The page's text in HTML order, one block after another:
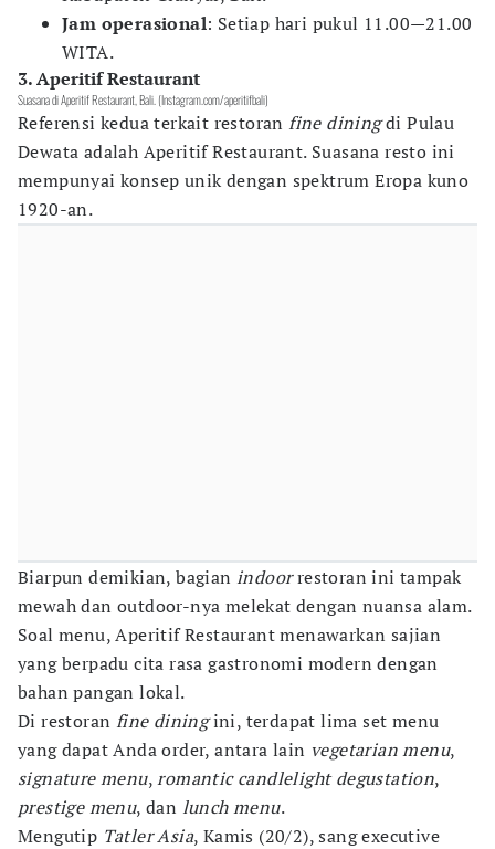
Jam operasional: Setiap hari pukul 11.00—21.00
WITA.
3. Aperitif Restaurant
Suasana di Aperitif Restaurant, Bali. (Instagram.com/aperitifbali)
Referensi kedua terkait restoranfine diningdi Pulau
Dewata adalah Aperitif Restaurant. Suasana resto ini
mempunyai konsep unik dengan spektrum Eropa kuno
1920-an.
Biarpun demikian, bagian indoorrestoran ini tampak
mewah dan outdoor-nya melekat dengan nuansa alam.
Soal menu, Aperitif Restaurant menawarkan sajian
yang berpadu cita rasa gastronomi modern dengan
bahan pangan lokal.
Di restoran fine diningini, terdapat lima set menu
yang dapat Anda order, antara lain vegetarian menu,
signature menu,romantic candlelight degustation,
prestige menu, dan lunch menu.
Mengutip Tatler Asia, Kamis (20/2), sang executive